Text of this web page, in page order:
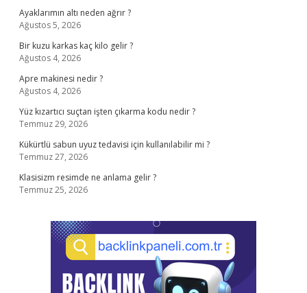
Ayaklarımın altı neden ağrır ?
Ağustos 5, 2026
Bir kuzu karkas kaç kilo gelir ?
Ağustos 4, 2026
Apre makinesi nedir ?
Ağustos 4, 2026
Yüz kızartıcı suçtan işten çıkarma kodu nedir ?
Temmuz 29, 2026
Kükürtlü sabun uyuz tedavisi için kullanılabilir mi ?
Temmuz 27, 2026
Klasisizm resimde ne anlama gelir ?
Temmuz 25, 2026